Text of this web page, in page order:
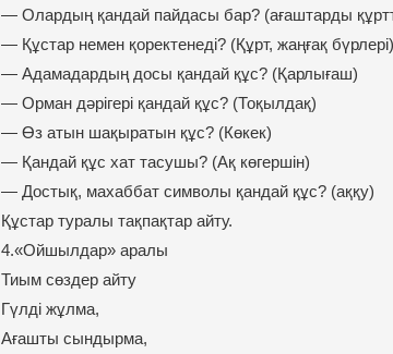
— Олардың қандай пайдасы бар? (ағаштарды
— Құстар немен қоректенеді? (Құрт, жаңғақ бүрлері)
— Адамадардың досы қандай құс? (Қарлығаш)
— Орман дәрігері қандай құс? (Тоқылдақ)
— Өз атын шақыратын құс? (Көкек)
— Қандай құс хат тасушы? (Ақ көгершін)
— Достық, махаббат символы қандай құс? (аққу)
Құстар туралы тақпақтар айту.
4.«Ойшылдар» аралы
Тиым сөздер айту
Гүлді жұлма,
Ағашты сындырма,